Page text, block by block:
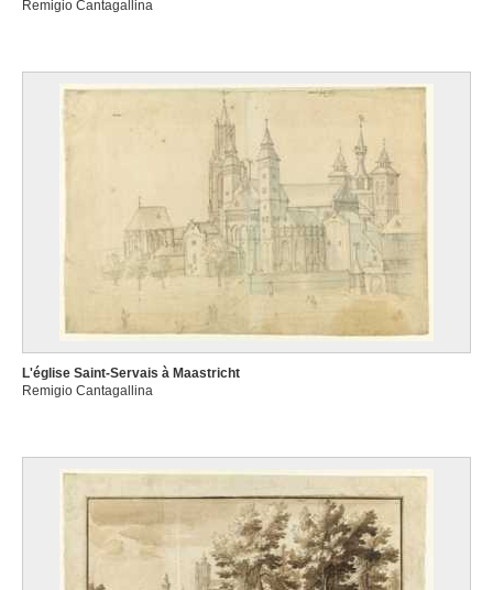
Remigio Cantagallina
L'église Saint-Servais à Maastricht
Remigio Cantagallina